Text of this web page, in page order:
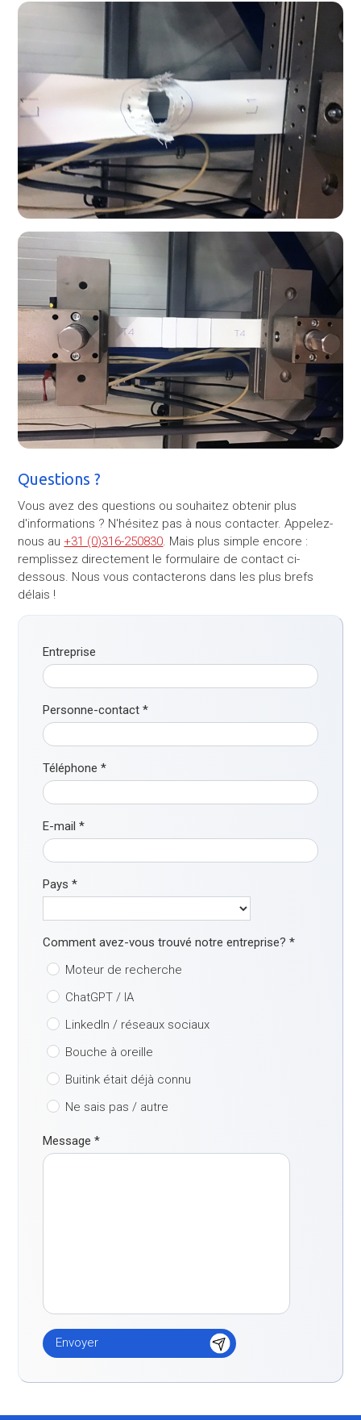
Questions ?
Vous avez des questions ou souhaitez obtenir plus
d'informations ? N'hésitez pas à nous contacter. Appelez-
nous au +31 (0)316-250830. Mais plus simple encore :
remplissez directement le formulaire de contact ci-
dessous. Nous vous contacterons dans les plus brefs
délais !
Entreprise
Personne-contact*
Téléphone*
E-mail*
Pays*
Comment avez-vous trouvé notre entreprise?*
Moteur de recherche
ChatGPT / IA
LinkedIn / réseaux sociaux
Bouche à oreille
Buitink était déjà connu
Ne sais pas / autre
Message*